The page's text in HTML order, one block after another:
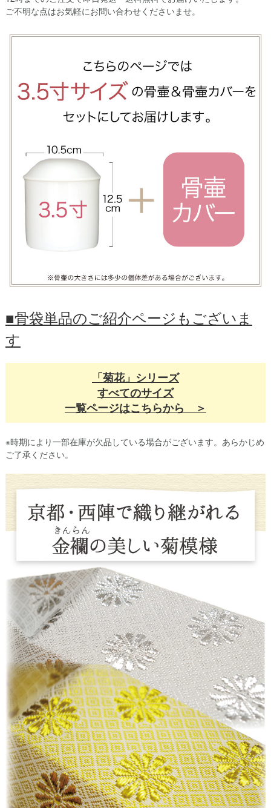
ご不明な点はお気軽にお問い合わせくださいませ。
■骨袋単品のご紹介ページもございま
す
「菊花」シリーズ
すべてのサイズ
一覧ページはこちらから ＞
※時期により一部在庫が欠品している場合がございます。あらかじめ
ご了承ください。